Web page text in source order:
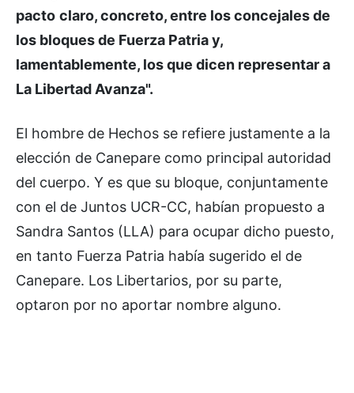
pacto claro, concreto, entre los concejales de
los bloques de Fuerza Patria y,
lamentablemente, los que dicen representar a
La Libertad Avanza".
El hombre de Hechos se refiere justamente a la
elección de Canepare como principal autoridad
del cuerpo. Y es que su bloque, conjuntamente
con el de Juntos UCR-CC, habían propuesto a
Sandra Santos (LLA) para ocupar dicho puesto,
en tanto Fuerza Patria había sugerido el de
Canepare. Los Libertarios, por su parte,
optaron por no aportar nombre alguno.